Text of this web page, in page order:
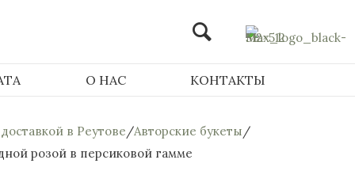
О НАС КОНТАКТЫ
в Реутове/Авторские букеты/
розой в персиковой гамме